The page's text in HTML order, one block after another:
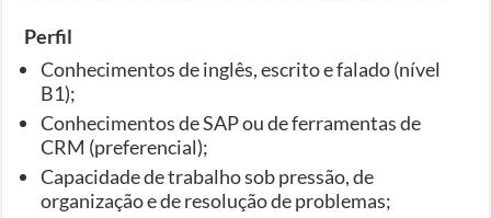
Perfil
Conhecimentos de inglês, escrito e falado (nível
B1);
Conhecimentos de SAP ou de ferramentas de
CRM (preferencial);
Capacidade de trabalho sob pressão, de
organização e de resolução de problemas;